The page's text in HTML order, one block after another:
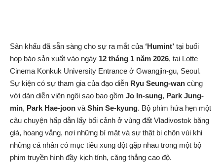
Sân khấu đã sẵn sàng cho sự ra mắt của ‘Humint’ tại buổi
họp báo sản xuất vào ngày 12 tháng 1 năm 2026, tại Lotte
Cinema Konkuk University Entrance ở Gwangjin-gu, Seoul.
Sự kiện có sự tham gia của đạo diễn Ryu Seung-wan cùng
với dàn diễn viên ngôi sao bao gồm Jo In-sung, Park Jung-
min, Park Hae-joon và Shin Se-kyung. Bộ phim hứa hẹn một
câu chuyện hấp dẫn lấy bối cảnh ở vùng đất Vladivostok băng
giá, hoang vắng, nơi những bí mật và sự thật bị chôn vùi khi
những cá nhân có mục tiêu xung đột gặp nhau trong một bộ
phim truyền hình đầy kịch tính, căng thẳng cao độ.